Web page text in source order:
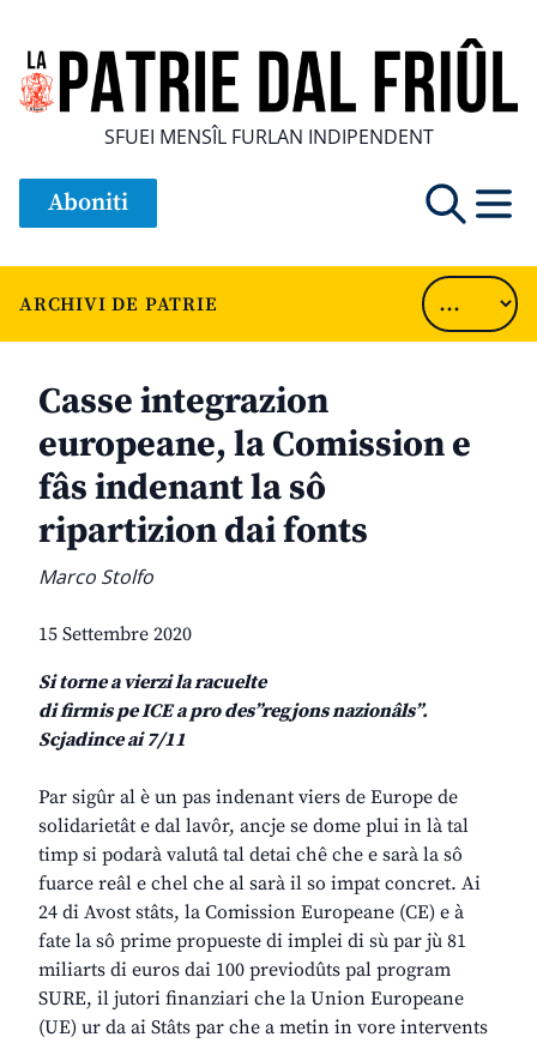
SFUEI MENSÎL FURLAN INDIPENDENT
Aboniti
ARCHIVI DE PATRIE
Casse integrazion
europeane, la Comission e
fâs indenant la sô
ripartizion dai fonts
Marco Stolfo
15 Settembre 2020
Si torne a vierzi la racuelte
di firmis pe ICE a pro des”regjons nazionâls”.
Scjadince ai 7/11
Par sigûr al è un pas indenant viers de Europe de
solidarietât e dal lavôr, ancje se dome plui in là tal
timp si podarà valutâ tal detai chê che e sarà la sô
fuarce reâl e chel che al sarà il so impat concret. Ai
24 di Avost stâts, la Comission Europeane (CE) e à
fate la sô prime propueste di implei di sù par jù 81
miliarts di euros dai 100 previodûts pal program
SURE, il jutori finanziari che la Union Europeane
(UE) ur da ai Stâts par che a metin in vore intervents